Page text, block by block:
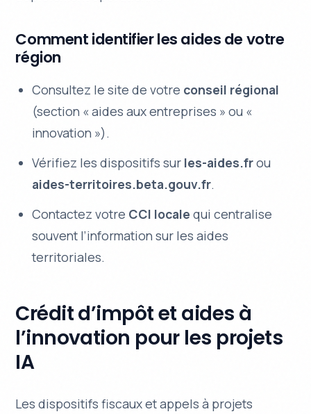
Comment identifier les aides de votre
région
Consultez le site de votre conseil régional
(section « aides aux entreprises » ou «
innovation »).
Vérifiez les dispositifs sur les-aides.frou
aides-territoires.beta.gouv.fr.
Contactez votre CCI locale qui centralise
souvent l’information sur les aides
territoriales.
Crédit d’impôt et aides à
l’innovation pour les projets
IA
Les dispositifs fiscaux et appels à projets